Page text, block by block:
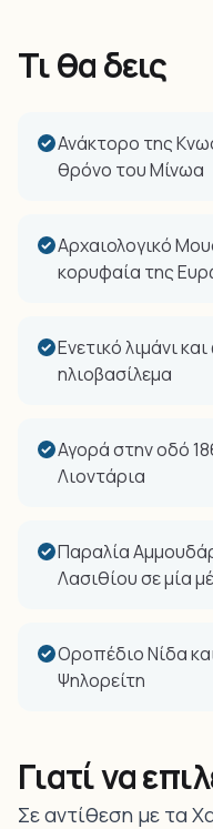
Τι θα δεις
Ανάκτορο της
θρόνο του Μίνωα
Αρχαιολογικό
κορυφαία της
Ενετικό λιμάνι
ηλιοβασίλεμα
Αγορά στην οδό
Λιοντάρια
Παραλία
Λασιθίου σε μία
Οροπέδιο Νίδα
Ψηλορείτη
Γιατί να
Σε αντίθεση με τα